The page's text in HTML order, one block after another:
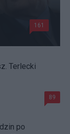
161
Terlecki
89
po